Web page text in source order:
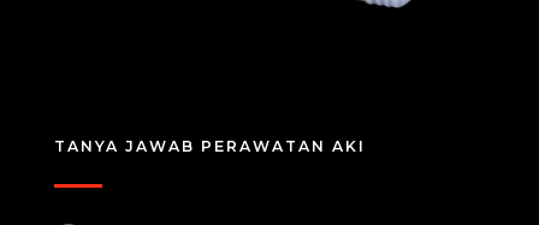
TANYA JAWAB PERAWATAN AKI